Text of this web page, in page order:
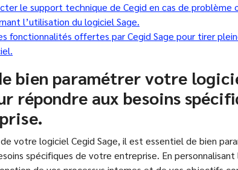
le support technique de Cegid en cas de problème
l’utilisation du logiciel Sage.
fonctionnalités offertes par Cegid Sage pour tirer
bien paramétrer votre
répondre aux besoins
votre logiciel Cegid Sage, il est essentiel de bien
spécifiques de votre entreprise. En personnalisant